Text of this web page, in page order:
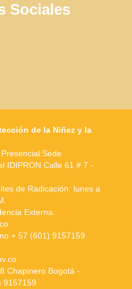
Sociales
de la Niñez y la
IDIPRON Calle 61 # 7 -
de Radicación: lunes a
Externa:
+ 57 (601) 9157159
Chapinero Bogotá -
9157159